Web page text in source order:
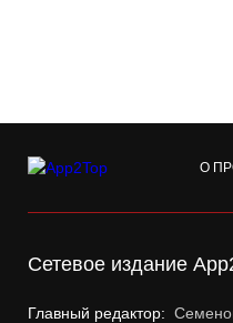
О
Сетевое издание
Главный редактор: